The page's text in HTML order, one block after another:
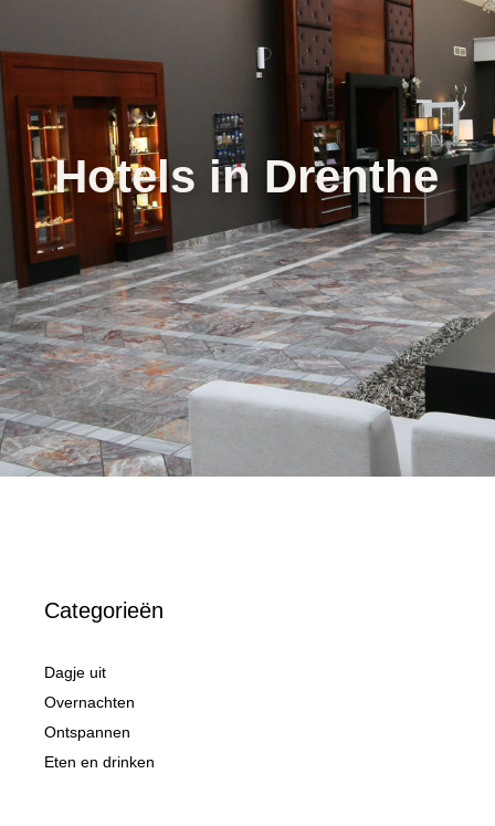
Hotels in Drenthe
Categorieën
Dagje uit
Overnachten
Ontspannen
Eten en drinken